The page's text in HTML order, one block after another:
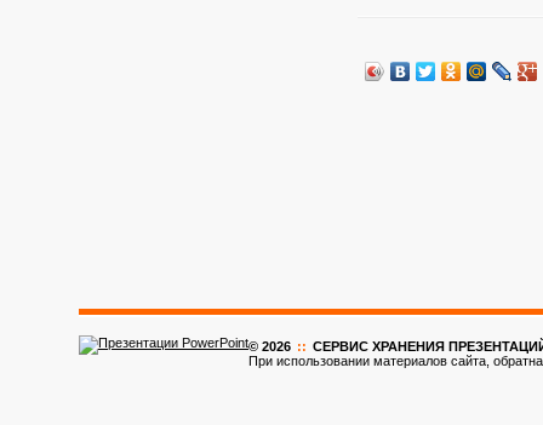
© 2026 :: CЕРВИС ХРАНЕНИЯ ПРЕЗЕНТАЦИЙ
При использовании материалов сайта,